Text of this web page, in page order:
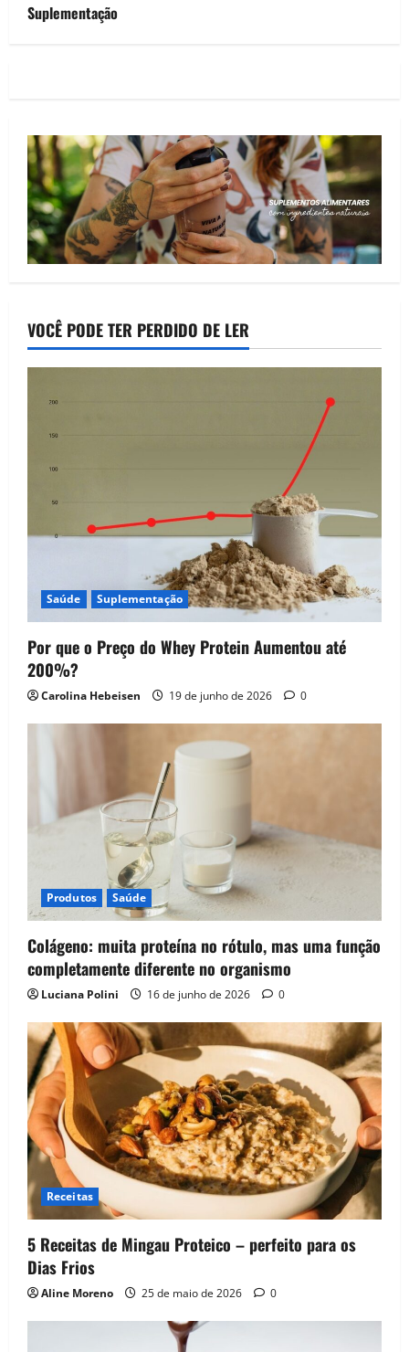
Suplementação
VOCÊ PODE TER PERDIDO DE LER
Saúde Suplementação
Por que o Preço do Whey Protein Aumentou até
200%?
Carolina Hebeisen 19 de junho de 2026 0
Produtos Saúde
Colágeno: muita proteína no rótulo, mas uma função
completamente diferente no organismo
Luciana Polini 16 de junho de 2026 0
Receitas
5 Receitas de Mingau Proteico – perfeito para os
Dias Frios
Aline Moreno 25 de maio de 2026 0